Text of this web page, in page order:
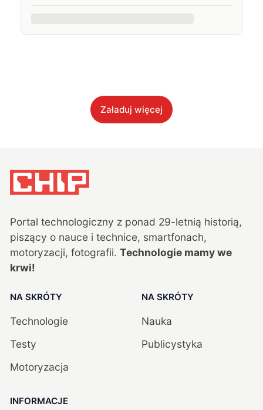
Załaduj więcej
Portal technologiczny z ponad 29-letnią historią,
piszący o nauce i technice, smartfonach,
motoryzacji, fotografii. Technologie mamy we
krwi!
NA SKRÓTY
Technologie
Testy
Motoryzacja
NA SKRÓTY
Nauka
Publicystyka
INFORMACJE